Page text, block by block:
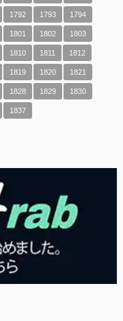
1792 1793 1794
1801 1802 1803
1810 1811 1812
1819 1820 1821
1828 1829 1830
1837